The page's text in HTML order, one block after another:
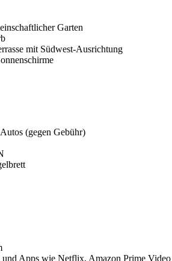
Garten
mit Südwest-Ausrichtung
(gegen Gebühr)
Apps wie Netflix, Amazon Prime